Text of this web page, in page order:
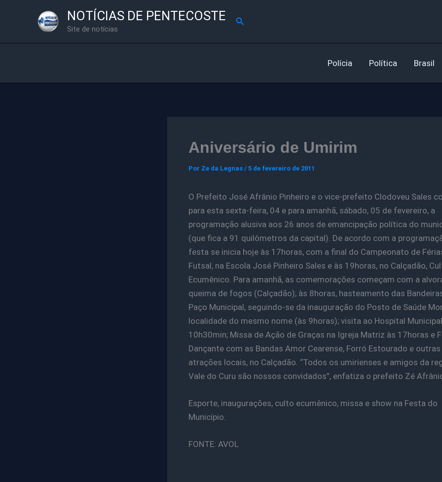
NOTÍCIAS DE PENTECOSTE
Site de notícias
Pesquisar
Polícia Política Brasil
Aniversário de Umirim
Por Ze da Legnas / 5 de fevereiro de 2011
O Prefeito José Afrânio Pinheiro e o vice-prefeito Clodoveu Sales
para esta sexta-feira, 04 e para amanhã, sábado, 05 de fevereiro, a
programação alusiva aos 26 anos de emancipação política do
(que fica a 91 quilômetros da capital). De acordo com a
festa se inicia hoje às 17horas, com a final do Campeonato de
Futsal, na Escola José Pinheiro Sales e às 19horas, no Calçadão,
Ecumênico. Para amanhã, as comemorações começam com a
queima de fogos (Calçadão); às 8horas, hasteamento das
Paço Municipal, seguindo-se da inauguração do Posto de Saúde
localidade do mesmo nome (às 9horas); visita ao Hospital
10h30min; Missa de Ação de Graças na Igreja Matriz às 17horas e
Dançante com as Bandas Amor Cearense, Forró Estourado e outras
atrações locais, no Calçadão. “Todos os umirienses e amigos da
Vale do Curu são nossos convidados”, enfatiza o prefeito Zé
Esporte, inaugurações, culto ecumênico, missa e show na Festa do
Município.
FONTE: AVOL